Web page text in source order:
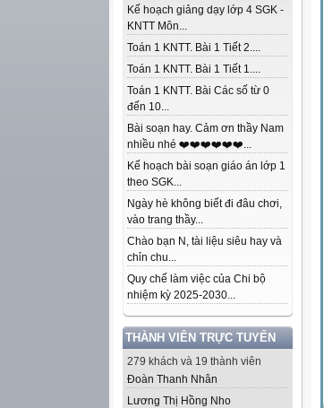
Kế hoạch giảng dạy lớp 4 SGK -
KNTT Môn...
Toán 1 KNTT. Bài 1 Tiết 2....
Toán 1 KNTT. Bài 1 Tiết 1....
Toán 1 KNTT. Bài Các số từ 0
đến 10...
Bài soạn hay. Cảm ơn thầy Nam
nhiều nhé ❤️❤️❤️❤️❤️❤️...
Kế hoạch bài soạn giáo án lớp 1
theo SGK...
Ngày hè không biết đi đâu chơi,
vào trang thầy...
Chào bạn N, tài liệu siêu hay và
chỉn chu...
Quy chế làm việc của Chi bộ
nhiệm kỳ 2025-2030...
THÀNH VIÊN TRỰC TUYẾN
279 khách và 19 thành viên
Đoàn Thanh Nhân
Lương Thị Hồng Nho